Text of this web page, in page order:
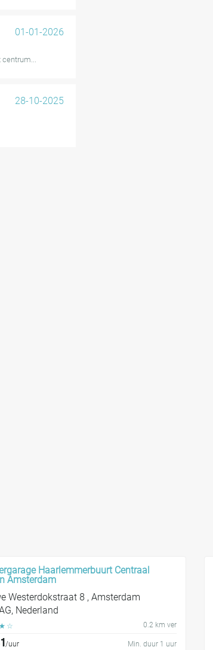
centrum...
01-01-2026
28-10-2025
Haarlemmerbuurt Centraal
Amsterdam
Westerdokstraat 8 , Amsterdam
Nederland
☆ ☆ 0.2 km ver
/uur Min. duur 1 uur